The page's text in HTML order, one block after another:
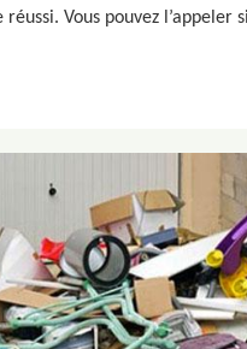
réussi. Vous pouvez l’appeler